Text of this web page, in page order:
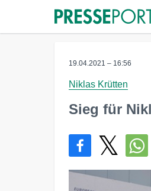
19.04.2021 – 16:56
Niklas Krütten
Sieg für